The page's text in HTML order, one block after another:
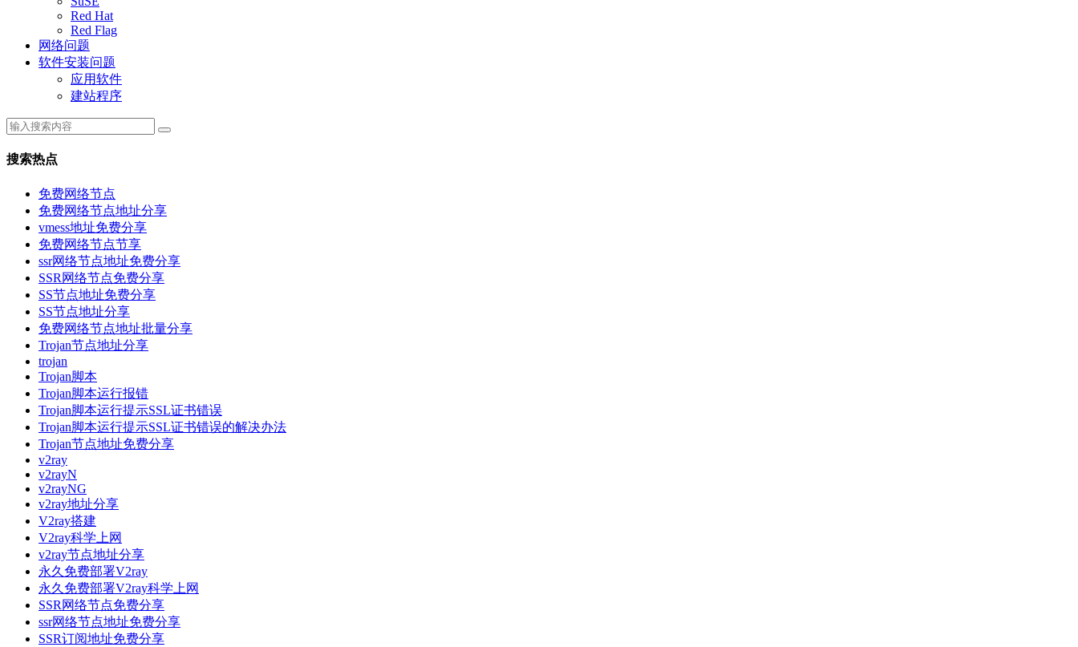
Red Hat
Red Flag
网络问题
软件安装问题
应用软件
建站程序
搜索热点
免费网络节点
免费网络节点地址分享
vmess地址免费分享
免费网络节点节享
ssr网络节点地址免费分享
SSR网络节点免费分享
SS节点地址免费分享
SS节点地址分享
免费网络节点地址批量分享
Trojan节点地址分享
trojan
Trojan脚本
Trojan脚本运行报错
Trojan脚本运行提示SSL证书错误
Trojan脚本运行提示SSL证书错误的解决办法
Trojan节点地址免费分享
v2ray
v2rayN
v2rayNG
v2ray地址分享
V2ray搭建
V2ray科学上网
v2ray节点地址分享
永久免费部署V2ray
永久免费部署V2ray科学上网
SSR网络节点免费分享
ssr网络节点地址免费分享
SSR订阅地址免费分享